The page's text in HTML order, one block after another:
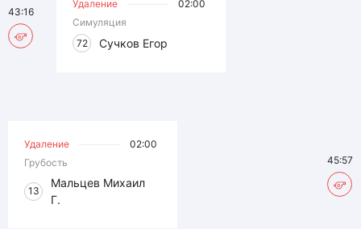
Удаление
02:00
Симуляция
72
Сучков Егор
43:16
Удаление
02:00
Грубость
13
Мальцев Михаил
Г.
45:57